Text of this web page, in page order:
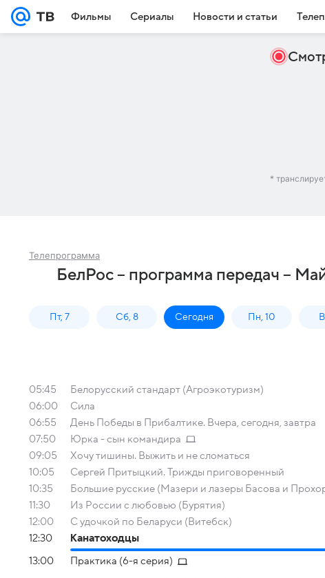
Фильмы Сериалы Новости и статьи
*
Телепрограмма
БелРос – программа передач –
Пт, 7 Сб, 8 Сегодня Пн, 10
05:45
Белорусский стандарт (Агроэкотуризм)
06:00
Сила
06:55
День Победы в Прибалтике. Вчера, сегодня, завтра
07:50
Юрка - сын командира
09:05
Хочу тишины. Выжить и не сломаться
10:05
Сергей Притыцкий. Трижды приговоренный
10:35
Большие русские (Мазери и лазеры Басова и
11:30
Из России с любовью (Бурятия)
12:00
С удочкой по Беларуси (Витебск)
12:30
Канатоходцы
13:00 Практика (6-я серия)